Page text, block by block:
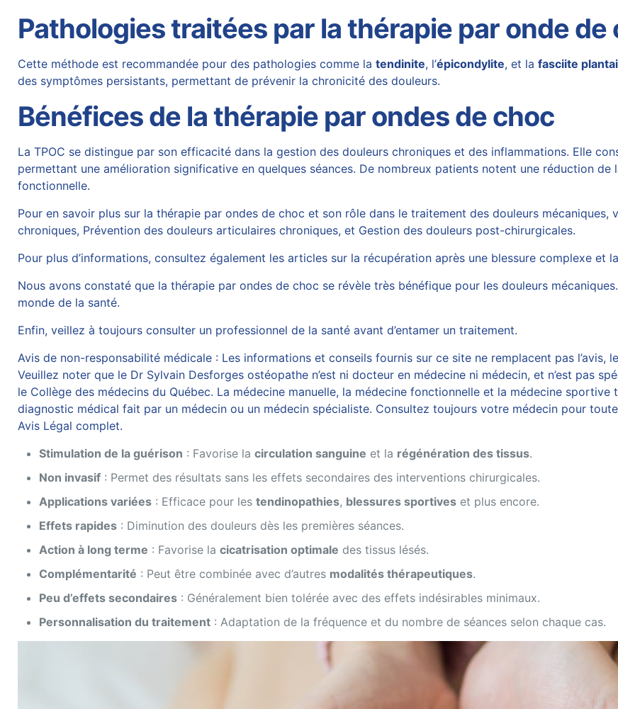
Pathologies traitées par la thérapie par onde de
Cette méthode est recommandée pour des pathologies comme latendinite, l’épicondylite, et lafasciite
des symptômes persistants, permettant de prévenir la chronicité des douleurs.
Bénéfices de la thérapie par ondes de choc
La TPOC se distingue par son efficacité dans la gestion desdouleurs chroniques et des inflammations. Elle
permettant une amélioration significative en quelques séances. De nombreux patients notent une réduction
fonctionnelle.
Pour en savoir plus sur la thérapie par ondes de choc et son rôle dans le traitement des douleurs mécaniques,
chroniques, Prévention des douleurs articulaires chroniques, et Gestion des douleurs post-chirurgicales.
Pour plus d’informations, consultez également les articles sur la récupération après une blessure complexe et
Nous avons constaté que la thérapie par ondes de choc se révèle très bénéfique pour les douleurs
monde de la santé.
Enfin, veillez à toujours consulter un professionnel de la santé avant d’entamer un traitement.
Avis de non-responsabilité médicale : Les informations et conseils fournis sur ce site ne remplacent pas l’avis,
Veuillez noter que le Dr Sylvain Desforges ostéopathe n’est ni docteur en médecine ni médecin, et n’est pas
le Collège des médecins du Québec. La médecine manuelle, la médecine fonctionnelle et la médecine
diagnostic médical fait par un médecin ou un médecin spécialiste. Consultez toujours votre médecin pour
Avis Légal complet.
Stimulation de la guérison : Favorise lacirculation sanguine et la régénération des tissus.
Non invasif : Permet des résultats sans les effets secondaires des interventions chirurgicales.
Applications variées : Efficace pour lestendinopathies, blessures sportives et plus encore.
Effets rapides : Diminution des douleurs dès les premières séances.
Action à long terme : Favorise lacicatrisation optimale des tissus lésés.
Complémentarité : Peut être combinée avec d’autres modalités thérapeutiques.
Peu d’effets secondaires : Généralement bien tolérée avec des effets indésirables minimaux.
Personnalisation du traitement : Adaptation de la fréquence et du nombre de séances selon chaque cas.